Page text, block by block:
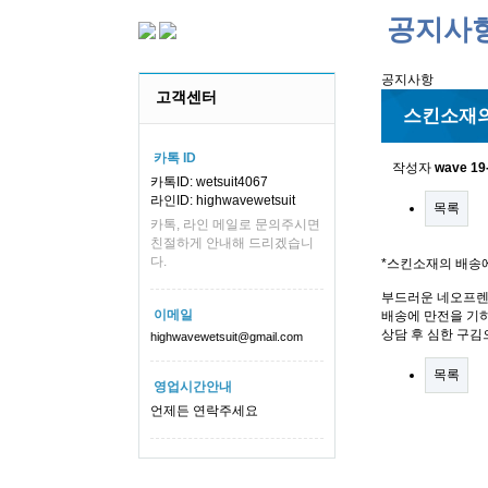
고객센터
카톡 ID
카톡ID: wetsuit4067
라인ID: highwavewetsuit
카톡, 라인 메일로 문의주시면
친절하게 안내해 드리겠습니
다.
이메일
highwavewetsuit@gmail.com
영업시간안내
언제든 연락주세요
공지사
공지사항
스킨소재
작성자 wave
목록
*스킨소재의 배송
부드러운 네오프
배송에 만전을 기
상담 후 심한 구김
목록